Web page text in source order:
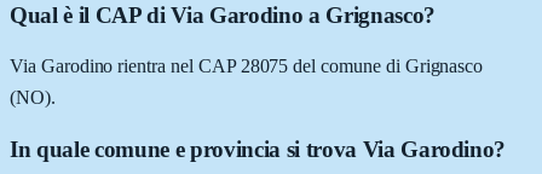
Qual è il CAP di Via Garodino a Grignasco?
Via Garodino rientra nel CAP 28075 del comune di Grignasco
(NO).
In quale comune e provincia si trova Via Garodino?